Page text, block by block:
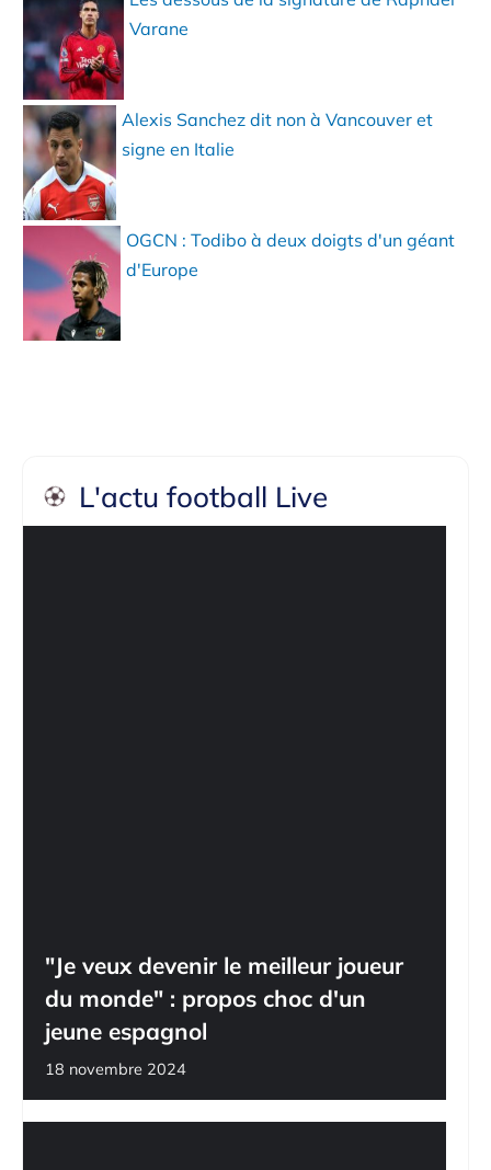
Varane
Alexis Sanchez dit non à Vancouver et
signe en Italie
OGCN : Todibo à deux doigts d'un géant
d'Europe
L'actu football Live
"Je veux devenir le meilleur joueur
du monde" : propos choc d'un
jeune espagnol
18 novembre 2024